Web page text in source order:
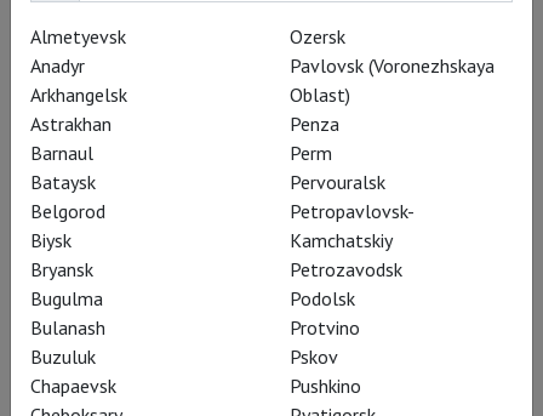
Контакты
Театральные показы в кинотеатрах организует
арт-объединение CoolConnections
по всем вопросам обращайтесь
info@coolconnections.ru,info@theatrehd.ru
Билеты
Билеты на показы вы можете приобрести на нашем сайте –
кнопкаБилеты
доступна для всех сеансов. В зависимости
от билетной системы кинотеатра кнопка Билеты откроет
Almetyevsk
Anadyr
Arkhangelsk
Astrakhan
Barnaul
Bataysk
Belgorod
Biysk
Bryansk
Bugulma
Bulanash
Buzuluk
Chapaevsk
Ozersk
Pavlovsk (Voronezhskaya
Oblast)
Penza
Perm
Pervouralsk
Petropavlovsk-
Kamchatskiy
Petrozavodsk
Podolsk
Protvino
Pskov
Pushkino